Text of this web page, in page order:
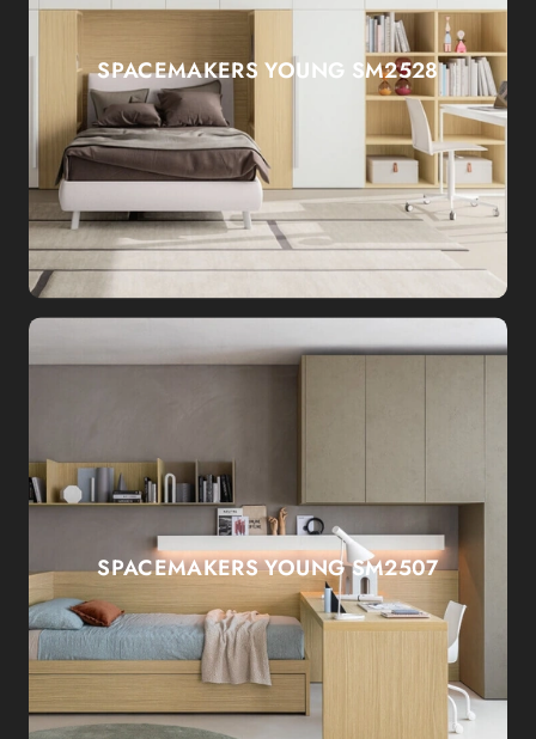
SPACEMAKERS YOUNG SM2528
SPACEMAKERS YOUNG SM2507